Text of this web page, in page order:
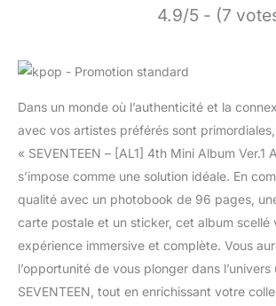
4.9/5 - (7
Dans un monde où l’authenticité et la
avec vos artistes préférés sont
« SEVENTEEN – [AL1] 4th Mini Album Ver.1
s’impose comme une solution idéale. En
qualité avec un photobook de 96 pages,
carte postale et un sticker, cet album scellé
expérience immersive et complète. Vous
l’opportunité de vous plonger dans l’univers
SEVENTEEN, tout en enrichissant votre